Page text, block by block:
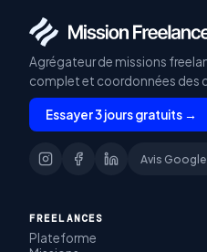
Agrégateur de missions
complet et coordonnées des
Essayer 3 jours gratuits →
Avis
FREELANCES
Plateforme